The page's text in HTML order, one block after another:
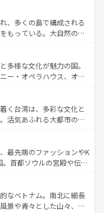
できる。 なお、新
を参照してほしい。
ッピング、エンターテイ
ットだ。一方、アメリカ
ドキャニオンやイエロー
と美食が融合した独特の
各地域で異なる魅力を楽
歴史を感じることができ
リカ
ほしい。
、多くの島で構成される
もっている。大自然の神
の観光地といえばオアフ
マウイ島やカウアイ島が
輝く海をはじめ、豊かな
を迎えてくれるハワイの
ハワイアンミュージッ
べてがハワイの魅力を彩
い。
多様な文化が魅力の国。
ー・オペラハウス、オー
るウルル（エアーズロッ
やケアンズの熱帯雨林な
カフェやワイン、オージ
おり、サーフィンやダイ
ドア好きにはたまらな
を存分に味わいつくそ
く台湾は、多彩な文化と
活気あふれる大都市の台
湾東部など、都市の喧騒
訪れる人に新しい発見と
奥深い台湾の食文化も魅
、バラエティ豊かな料理
湾情報は コンテンツ一覧を参
最先端のファッションやK
首都ソウルの宮殿や伝統
の自然美を楽しむことが
絶品のストリートフード
ている。夜には、韓国な
なベトナム。南北に細長
景や青々とした山々、世